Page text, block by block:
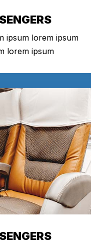
ipsum lorem ipsum
lorem ipsum